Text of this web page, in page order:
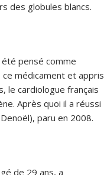
des globules blancs.
pensé comme
médicament et appris
le cardiologue français
Après quoi il a réussi
paru en 2008.
de 29 ans, a